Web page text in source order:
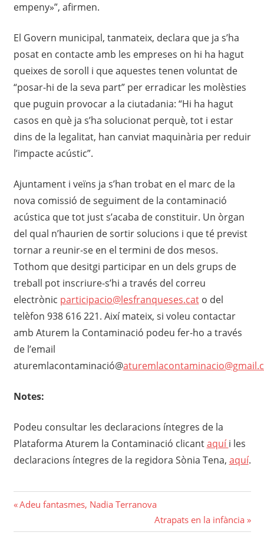
empeny»”, afirmen.
El Govern municipal, tanmateix, declara que ja s’ha
posat en contacte amb les empreses on hi ha hagut
queixes de soroll i que aquestes tenen voluntat de
“posar-hi de la seva part” per erradicar les molèsties
que puguin provocar a la ciutadania: “Hi ha hagut
casos en què ja s’ha solucionat perquè, tot i estar
dins de la legalitat, han canviat maquinària per reduir
l’impacte acústic”.
Ajuntament i veïns ja s’han trobat en el marc de la
nova comissió de seguiment de la contaminació
acústica que tot just s’acaba de constituir. Un òrgan
del qual n’haurien de sortir solucions i que té previst
tornar a reunir-se en el termini de dos mesos.
Tothom que desitgi participar en un dels grups de
treball pot inscriure-s’hi a través del correu
electrònic participacio@lesfranqueses.cato del
telèfon 938 616 221. Així mateix, si voleu contactar
amb Aturem la Contaminació podeu fer-ho a través
de l’email
aturemlacontaminació@
Notes:
Podeu consultar les declaracions íntegres de la
Plataforma Aturem la Contaminació clicantaquíi les
declaracions íntegres de la regidora Sònia Tena, aquí.
Navegació
d'entrades
Previous
Adeu fantasmes, Nadia Terranova
Next
Post:
Atrapats en la infància